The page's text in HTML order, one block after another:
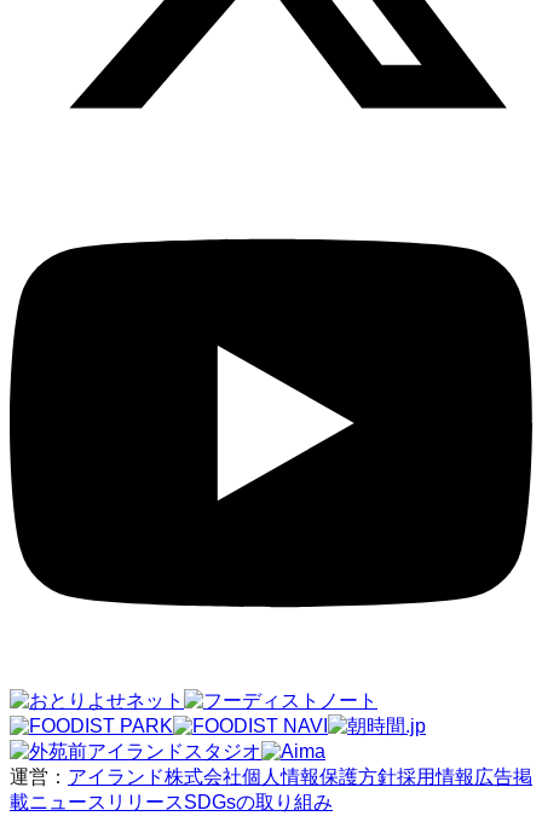
運営： アイランド株式会社個人情報保護方針採用情報 広告掲
載ニュースリリースSDGsの取り組み